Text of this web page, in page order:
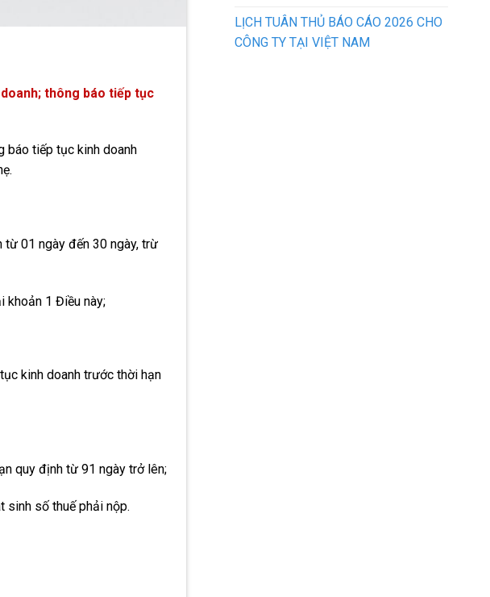
thông báo tiếp tục
báo tiếp tục kinh doanh
từ 01 ngày đến 30 ngày, trừ
khoản 1 Điều này;
kinh doanh trước thời hạn
quy định từ 91 ngày trở lên;
sinh số thuế phải nộp.
LỊCH TUÂN THỦ BÁO CÁO 2026 CHO
CÔNG TY TẠI VIỆT NAM